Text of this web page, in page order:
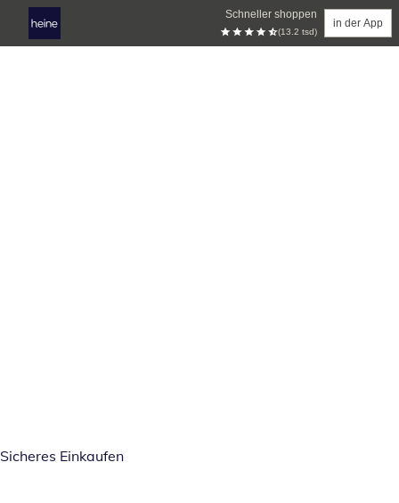
Schneller shoppen
(13.2 tsd)
in der App
Sicheres Einkaufen